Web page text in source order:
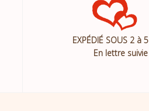
EXPÉDIÉ SOUS 2 à
En lettre suivie